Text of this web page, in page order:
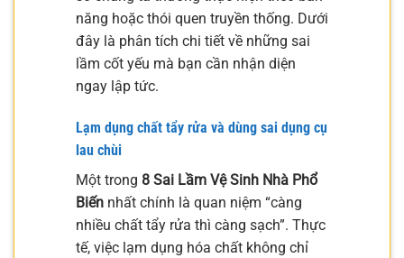
năng hoặc thói quen truyền thống. Dưới
đây là phân tích chi tiết về những sai
lầm cốt yếu mà bạn cần nhận diện
ngay lập tức.
Lạm dụng chất tẩy rửa và dùng sai dụng cụ
lau chùi
Một trong 8 Sai Lầm Vệ Sinh Nhà Phổ
Biến nhất chính là quan niệm “càng
nhiều chất tẩy rửa thì càng sạch”. Thực
tế, việc lạm dụng hóa chất không chỉ